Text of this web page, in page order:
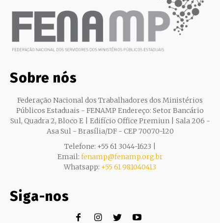
Sobre nós
Federação Nacional dos Trabalhadores dos Ministérios
Públicos Estaduais - FENAMP Endereço: Setor Bancário
Sul, Quadra 2, Bloco E | Edifício Office Premiun | Sala 206 -
Asa Sul - Brasília/DF - CEP 70070-120
Telefone: +55 61 3044-1623 |
Email: fenamp@fenamp.org.br
Whatsapp: +55 61 981040413
Siga-nos